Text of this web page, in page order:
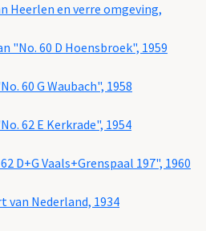
Heerlen en verre omgeving,
"No. 60 D Hoensbroek", 1959
60 G Waubach", 1958
62 E Kerkrade", 1954
D+G Vaals+Grenspaal 197", 1960
van Nederland, 1934